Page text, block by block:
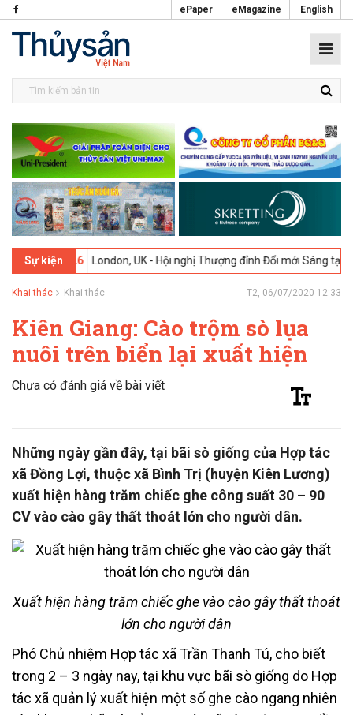
ePaper eMagazine English
Sự kiện
02-2026 London, UK - Hội nghị Thượng đỉnh Đổi mới Sáng tạo trong
Khai thác Khai thác T2, 06/07/2020 12:33
Kiên Giang: Cào trộm sò lụa
nuôi trên biển lại xuất hiện
Chưa có đánh giá về bài viết
Những ngày gần đây, tại bãi sò giống của Hợp tác
xã Đồng Lợi, thuộc xã Bình Trị (huyện Kiên Lương)
xuất hiện hàng trăm chiếc ghe công suất 30 – 90
CV vào cào gây thất thoát lớn cho người dân.
Xuất hiện hàng trăm chiếc ghe vào cào gây thất thoát
lớn cho người dân
Phó Chủ nhiệm Hợp tác xã Trần Thanh Tú, cho biết
trong 2 – 3 ngày nay, tại khu vực bãi sò giống do Hợp
tác xã quản lý xuất hiện một số ghe cào ngang nhiên